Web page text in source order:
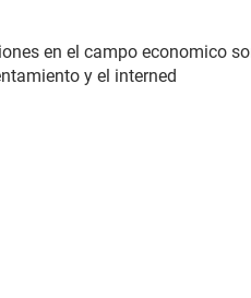
en el campo economico
y el interned